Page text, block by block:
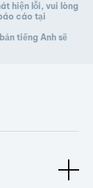
hiện lỗi, vui lòng
cáo tại
tiếng Anh sẽ